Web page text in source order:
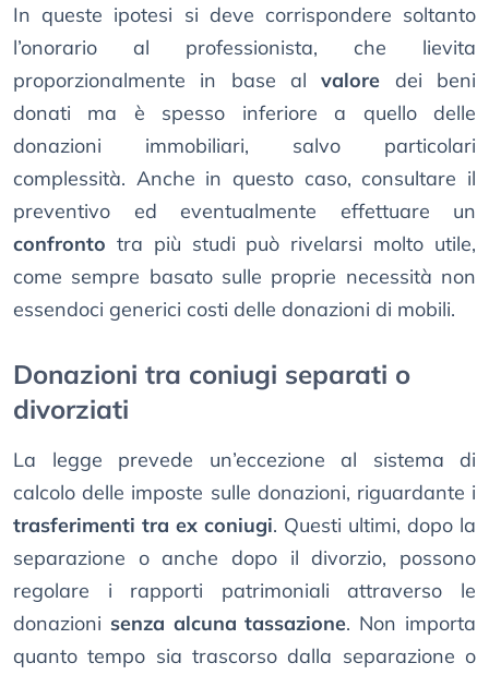
In queste ipotesi si deve corrispondere soltanto
l’onorario al professionista, che lievita
proporzionalmente in base alvalore dei beni
donati ma è spesso inferiore a quello delle
donazioni immobiliari, salvo particolari
complessità. Anche in questo caso, consultare il
preventivo ed eventualmente effettuare un
confronto tra più studi può rivelarsi molto utile,
come sempre basato sulle proprie necessità non
essendoci generici costi delle donazioni di mobili.
Donazioni tra coniugi separati o
divorziati
La legge prevede un’eccezione al sistema di
calcolo delle imposte sulle donazioni, riguardante i
trasferimenti tra ex coniugi. Questi ultimi, dopo la
separazione o anche dopo il divorzio, possono
regolare i rapporti patrimoniali attraverso le
donazioni senza alcuna tassazione. Non importa
quanto tempo sia trascorso dalla separazione o